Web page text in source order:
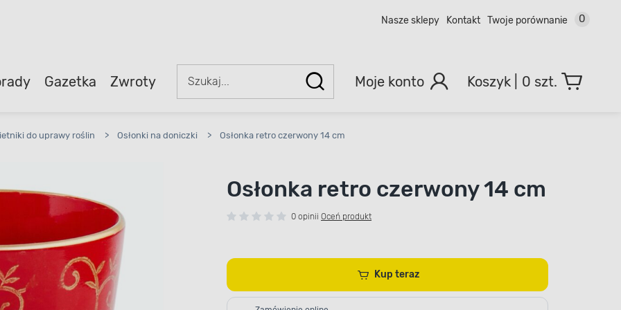
Nasze sklepy Kontakt Twoje porównanie 0
Gazetka Zwroty Moje konto 0 szt.
do uprawy roślin > Osłonki na doniczki > Osłonka retro czerwony 14 cm
Osłonka retro czerwony 14 cm
0 opinii Oceń produkt
Kup teraz